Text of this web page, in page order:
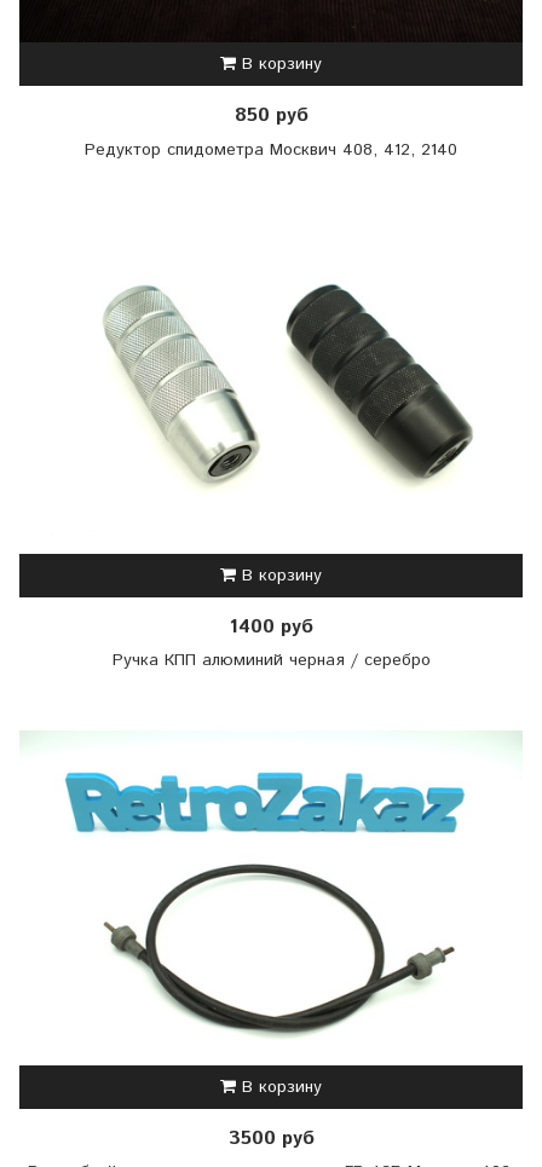
В корзину
850 руб
Редуктор спидометра Москвич 408, 412, 2140
В корзину
1400 руб
Ручка КПП алюминий черная / серебро
В корзину
3500 руб